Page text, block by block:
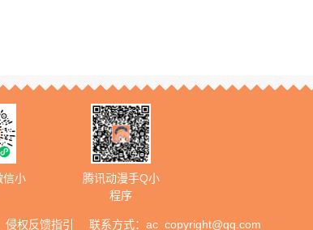
信小
腾讯动漫手Q小
程序
侵权反馈指引 联系方式： ac_copyright@qq.com